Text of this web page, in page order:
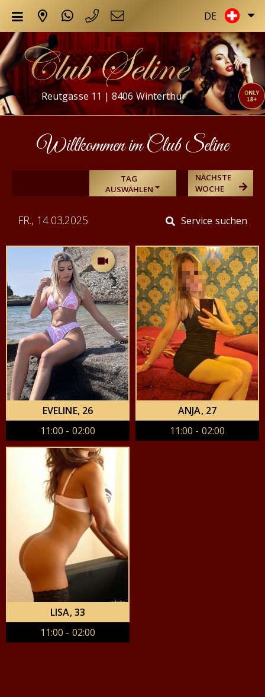
DE
Reutgasse 11 | 8406 Winterthur
Willkommen im Club Seline
TAG
AUSWÄHLEN
NÄCHSTE
WOCHE
FR., 14.03.2025 Service suchen
EVELINE, 26
11:00 - 02:00
ANJA, 27
11:00 - 02:00
LISA, 33
11:00 - 02:00